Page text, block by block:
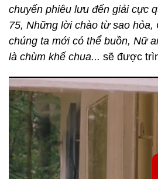
chuyến phiêu lưu đến giải cực
75, Những lời chào từ sao hỏa,
chúng ta mới có thể buồn, Nữ
là chùm khế chua... sẽ được